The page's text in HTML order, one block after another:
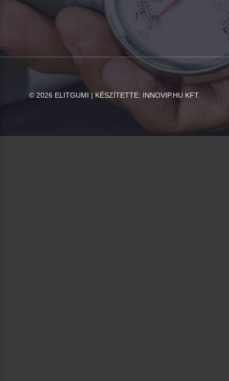
© 2026 ELITGUMI | KÉSZÍTETTE: INNOVIP.HU KFT.